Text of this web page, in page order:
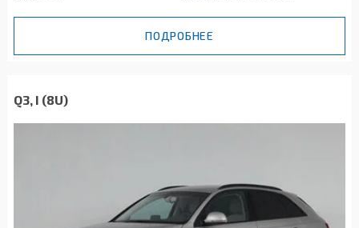
ПОДРОБНЕЕ
Q3, I (8U)